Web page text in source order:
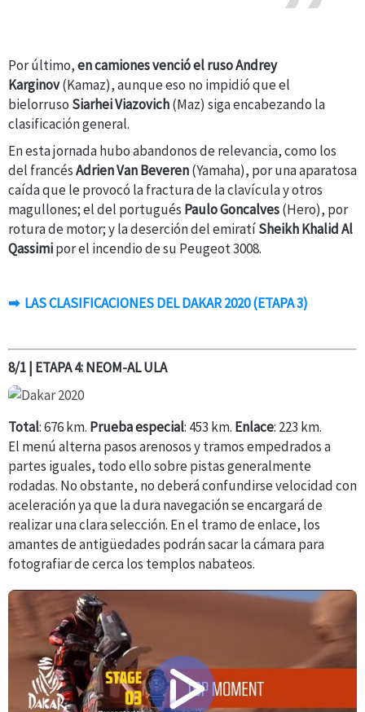
Por último,en camiones venció el rusoAndrey
Karginov(Kamaz), aunque eso no impidió que el
bielorruso Siarhei Viazovich(Maz) siga encabezando la
clasificación general.
En esta jornada hubo abandonos de relevancia, como los
del francésAdrien Van Beveren(Yamaha), por una aparatosa
caída que le provocó la fractura de la clavícula y otros
magullones; el del portugués Paulo Goncalves(Hero), por
rotura de motor; y la deserción del emiratíSheikh Khalid Al
Qassimipor el incendio de su Peugeot 3008.
➡LAS CLASIFICACIONES DEL DAKAR 2020 (ETAPA 3)
8/1 | ETAPA 4: NEOM-AL ULA
Total: 676 km. Prueba especial: 453 km. Enlace: 223 km.
El menú alterna pasos arenosos y tramos empedrados a
partes iguales, todo ello sobre pistas generalmente
rodadas. No obstante, no deberá confundirse velocidad con
aceleración ya que la dura navegación se encargará de
realizar una clara selección. En el tramo de enlace, los
amantes de antigüedades podrán sacar la cámara para
fotografiar de cerca los templos nabateos.